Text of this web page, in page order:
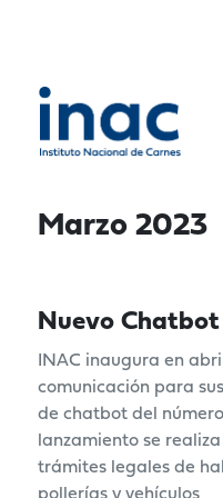
Marzo 2023
Nuevo
INAC inaugura en
comunicación para
de chatbot del
lanzamiento se
trámites legales de
pollerías y vehículos